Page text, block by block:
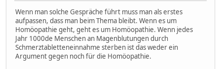
Wenn man solche Gespräche führt muss man als erstes
aufpassen, dass man beim Thema bleibt. Wenn es um
Homöopathie geht, geht es um Homöopathie. Wenn jedes
Jahr 1000de Menschen an Magenblutungen durch
Schmerztabletteneinnahme sterben ist das weder ein
Argument gegen noch für die Homöopathie.